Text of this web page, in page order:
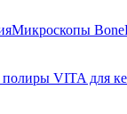
Микроскопы
VITA для